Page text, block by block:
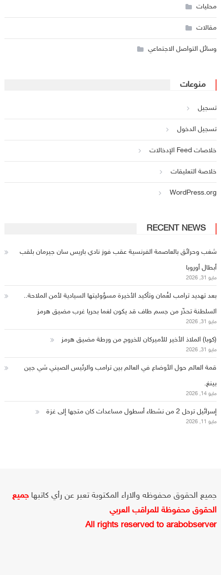
محليات
مقالات
وسائل التواصل الاجتماعي
منوعات
تسجيل
تسجيل الدخول
خلاصات Feed الإدخالات
خلاصة التعليقات
WordPress.org
RECENT NEWS
شغب وحرائق بالعاصمة الفرنسية عقب فوز نادي باريس سان جيرمان بلقب
أبطال أوروبا
مايو 31, 2026
بعد تهديد ترامب لعُمان وتأكيد الأخيرة مسؤوليتها السيادية لأمن الملاحة..
السلطنة تحذّر من جسم طاف قد يكون لغما بحريا غرب مضيق هرمز
مايو 31, 2026
(كوبا) الملاذ الأخير للأميركان للخروج من ورطة مضيق هرمز
مايو 31, 2026
قمة العالم حول الأوضاع في العالم بين ترامب والرئيس الصيني شي جين
بينغ.
مايو 14, 2026
إسرائيل ترحل 2 من نشطاء أسطول مساعدات كان متجها إلى غزة
مايو 11, 2026
جميع الحقوق محفوظه والاراء المكتوبة تعبر عن رأي كاتبها جميع
الحقوق محفوظة للمراقب العربي
All rights reserved to arabobserver